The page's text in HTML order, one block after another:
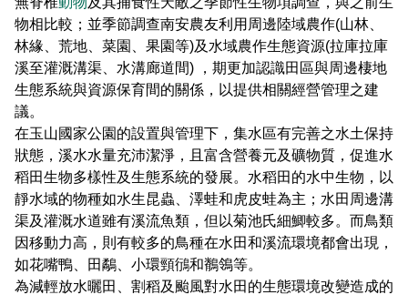
線上預約申請
線上預約進度查詢
登高登頂紀念證書申辦
生物多樣性平台
Taibif系統
保育類野生動物名錄
通盤檢討
數位典藏
業務統計
請願及訴願
建造及使用執照案件統計
建築執照申請進度與缺失查詢
建築物公共安全申報案件即時進度查詢
線上檔案展
檔案應用申請服務
檔案知識補給站
檔案應用活動
玉山國公園粉絲專頁
線上玉山
民眾申辦服務
民眾申辦服務
申辦項目查詢
Taglog
ไทย
Bahasa indonesia
Deutsche
Français
España
物相比較；並季節調查南安農友利用周邊陸域農作(山林、
林緣、荒地、菜園、果園等)及水域農作生態資源(拉庫拉庫
溪至灌溉溝渠、水溝廊道間) ，期更加認識田區與周邊棲地
生態系統與資源保育間的關係，以提供相關經營管理之建
議。
在玉山國家公園的設置與管理下，集水區有完善之水土保持
狀態，溪水水量充沛潔淨，且富含營養元及礦物質，促進水
稻田生物多樣性及生態系統的發展。水稻田的水中生物，以
靜水域的物種如水生昆蟲、澤蛙和虎皮蛙為主；水田周邊溝
渠及灌溉水道雖有溪流魚類，但以菊池氏細鯽較多。而鳥類
因移動力高，則有較多的鳥種在水田和溪流環境都會出現，
如花嘴鴨、田鷸、小環頸鴴和鶺鴒等。
為減輕放水曬田、割稻及颱風對水田的生態環境改變造成的